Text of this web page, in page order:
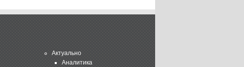
Актуально
Аналитика